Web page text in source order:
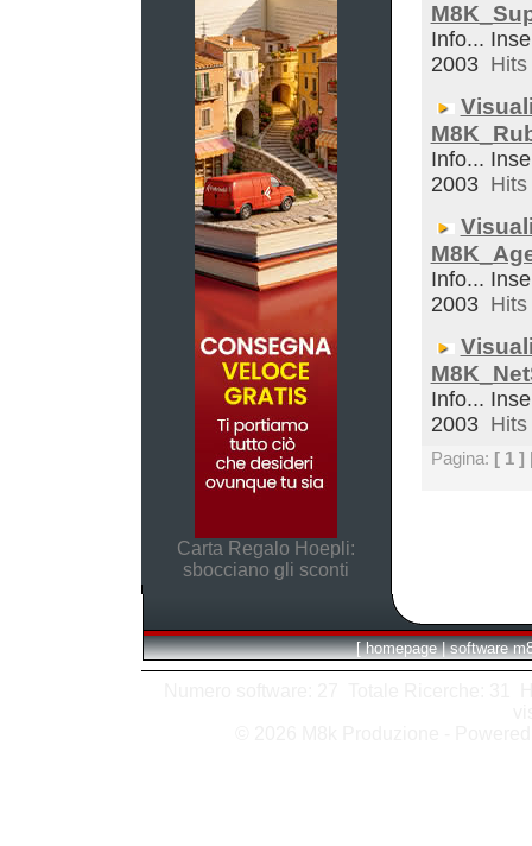
Carta Regalo Hoepli:
sbocciano gli sconti
Info...
2003
Info...
2003
Info...
2003
Info...
2003
Pagina: [ 1 ]
[ homepage | software